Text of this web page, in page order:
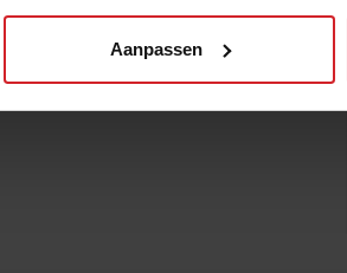
Aanpassen
draaien. Bij Food
aan deze serieuze
International.